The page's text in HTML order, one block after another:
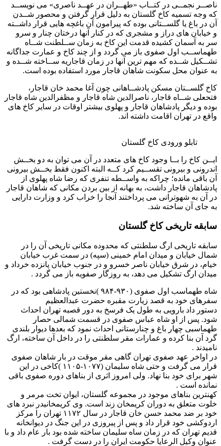
ناصــر نجمــی در کتــاب «طهــران در عهــد ناصری» می نویســد
که وجه تسمیه کاخ گلستان به دلیل قرار گرفتن و محصور شــدن
آن در باغ یا گلســتانی بوده که پیرامون آن باغچه هایی قرار داشــته
و خیابان های دراز و مشجری که در کنار آنها درختان چنار و سرو
سر به آسمان کشیده قدمت این کاخ به زمان ســلطنت شــاه
طهماســب اول صفوی باز می گردد و از چند کاخ و عمارت جداگانه
تشــکیل شــده که مهم ترین آنها در زمان قاجاریه ســاخته شــده و
به عنوان محل سکونت شاهان قاجار مورد استفاده بوده است.
کاخ گلســتان مسکن پادشــاهانی چون آغا محمد خان قاجار،
فتحعلی شــاه قاجار، ناصرالدین شاه قاجار و مظفرالدین شاه قاجار
بوده و دیگر پادشاهان قاجار و پهلوی بیشتر اوقات در سایر کاخ های
واقع در تهران اقامت داشته اند.
تابلو ورودی کاخ گلستان
ایــن کاخ را بــا وجود کاخ های متعدد در آن می توان به دو بخــش
اندرونی و بیرونی تقســیم کرد کــه البته اکنون فقط بخــش بیرونی
آن باقی مانده؛ چراکه به واســطه تنفری که رضا شاه پهلوی از
پادشاهان قاجار داشت، به بهانه از بین بردن مکانی که شاهان قاجار
در آن به شهوترانی می پرداختند آنجا را خراب کرد و وزارت دارایی
به جای آن ساخته شد.
سابقه تاریخی کاخ گلستان
سابقه تاریخی ارگ سلطنتی که محدوده مکانی تاریخی آن را در
شمال خیابان و میدان امام خمینی (سپه) در سمت غرب خیابان
خیام، در شرق خیابان ناصر خسرو و در جنوب خیابان پانزده خرداد و
میدان ارگ تشکیل می دهد، به روزگار صفویه باز می گردد .
شاه طهماسب اول صفوی (۹۳۰-۹۸۴ )نخستین پادشاهی بود که در
سفرهای خود به قصد زیارت مقبره حضرت عبدالعظیم
دستور داد بارویی به طول یک فرسخ به دور قصبه تهران احداث
شود. پس از او شاه عباس صفوی در قسمت شمالی حصار
طهماسبی چهار باغ و چنارستانی احداث نمود که بعدها دیوار بلندی
گرد آن بنا کرده و عمارات مقر سلطنتی را در داخل آن ساخته، ارگ
نامیدند .
در اواخر عهد صفوی تهران گاهی مقر موقت در بار شاهان صفوی
قرار می گرفت و حتی شاه سلیمان (۱۰۷۷-۱۱۰۵ )کاخی در این
شهر برای خود بنا نهاد. ولی امروز اثری از بناهای دوره صفوی باقی
نمانده است .
کهنترین بناهای موجود در مجموعه گلستان، ایوان تخت مرمر و
خلوت متعلق به دوران کریمخان زند است. وی کریمخانیدر نبرد های
خود بر ضد محمد حسن خان قاجار در سال ۱۱۷۲ تهران را مرکز
اردوکشی خود قرار داد و پس از پیروزی در این جنگ در دیوانخانه
قدیم تهران که در زمان ساه سلیمان ساخته شده بود بار عام داد و با
عنوان وکیل الرعایا حکومت ایران را در دست گرفت .